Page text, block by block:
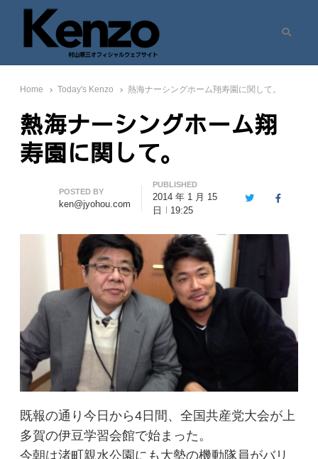
七転八起 – 村山憲三 Official Site
村山憲三ウェブサイト
Home Today's Kenzo 熱海ナーシングホーム翔寿園に関して。
熱海ナーシングホーム翔
寿園に関して。
Author
POSTED BY
ken@jyohou.com
PUBLISHED
2014 年 1 月 15
日
19:25
TwitterFacebook
既報の通り今日から4日間、全国共産党大会が上
多賀の伊豆学習会館で始まった。
今朝は渚町親水公園にも大勢の機動隊員がバリ